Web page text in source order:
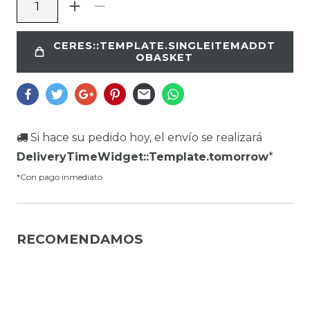
CERES::TEMPLATE.SINGLEITEMADDT
OBASKET
Si hace su pedido hoy, el envío se realizará
DeliveryTimeWidget::Template.tomorrow*
*Con pago inmediato
RECOMENDAMOS